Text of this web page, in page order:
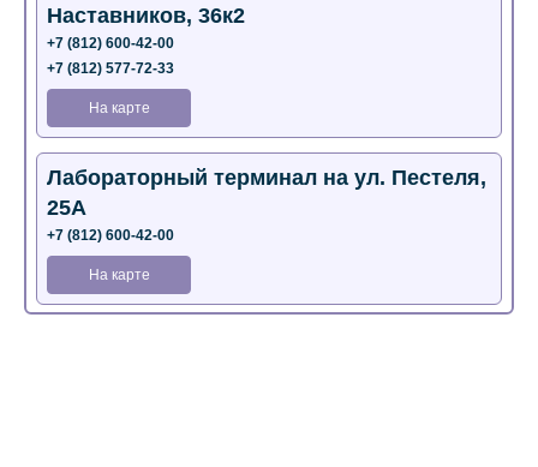
Наставников, 36к2
+7 (812) 600-42-00
+7 (812) 577-72-33
На карте
Лабораторный терминал на ул. Пестеля,
25А
+7 (812) 600-42-00
На карте